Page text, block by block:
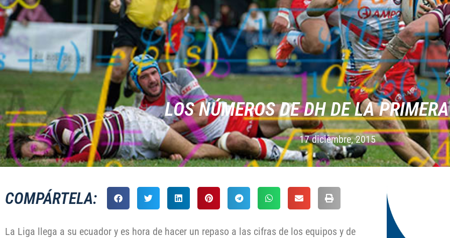
LOS NÚMEROS DE DH DE LA
17 diciembre, 2015
COMPÁRTELA:
La Liga llega a su ecuador y es hora de hacer un repaso a las cifras de los equipos y de